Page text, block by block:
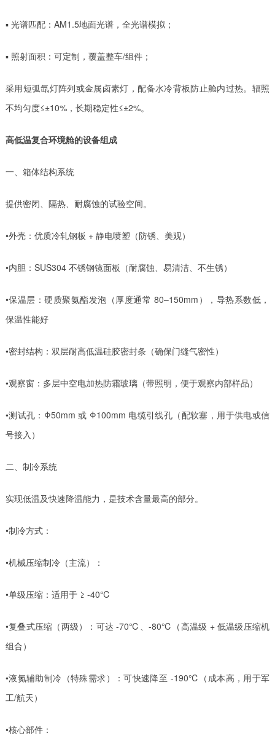
▪ 光谱匹配：AM1.5地面光谱，全光谱模拟；
▪ 照射面积：可定制，覆盖整车/组件；
采用短弧氙灯阵列或金属卤素灯，配备水冷背板防止舱内过热。辐照
不均匀度≤±10%，长期稳定性≤±2%。
高低温复合环境舱的设备组成
一、箱体结构系统
提供密闭、隔热、耐腐蚀的试验空间。
•外壳：优质冷轧钢板 + 静电喷塑（防锈、美观）
•内胆：SUS304 不锈钢镜面板（耐腐蚀、易清洁、不生锈）
•保温层：硬质聚氨酯发泡（厚度通常 80–150mm），导热系数低，
保温性能好
•密封结构：双层耐高低温硅胶密封条（确保门缝气密性）
•观察窗：多层中空电加热防霜玻璃（带照明，便于观察内部样品）
•测试孔：Φ50mm 或 Φ100mm 电缆引线孔（配软塞，用于供电或信
号接入）
二、制冷系统
实现低温及快速降温能力，是技术含量最高的部分。
•制冷方式：
•机械压缩制冷（主流）：
•单级压缩：适用于 ≥ -40℃
•复叠式压缩（两级）：可达 -70℃、-80℃（高温级 + 低温级压缩机
组合）
•液氮辅助制冷（特殊需求）：可快速降至 -190℃（成本高，用于军
工/航天）
•核心部件：